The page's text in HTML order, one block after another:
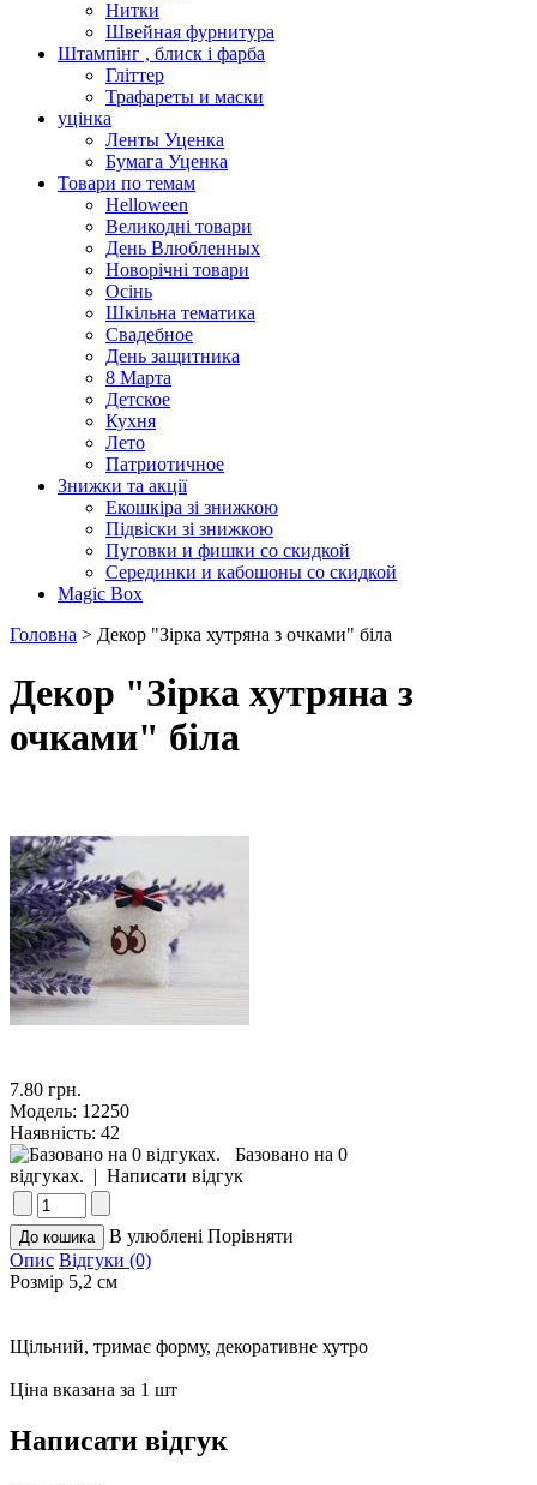
Нитки
Швейная фурнитура
Штампінг , блиск і фарба
Гліттер
Трафареты и маски
уцінка
Ленты Уценка
Бумага Уценка
Товари по темам
Helloween
Великодні товари
День Влюбленных
Новорічні товари
Осінь
Шкільна тематика
Свадебное
День защитника
8 Марта
Детское
Кухня
Лето
Патриотичное
Знижки та акції
Екошкіра зі знижкою
Підвіски зі знижкою
Пуговки и фишки со скидкой
Серединки и кабошоны со скидкой
Magic Box
Головна > Декор "Зірка хутряна з очками" бiла
Декор "Зірка хутряна з
очками" бiла
7.80 грн.
Модель: 12250
Наявність: 42
Базовано на 0
відгуках. | Написати відгук
В улюблені Порівняти
Опис Відгуки (0)
Розмір 5,2 см
Щільний, тримає форму, декоративне хутро
Ціна вказана за 1 шт
Написати відгук